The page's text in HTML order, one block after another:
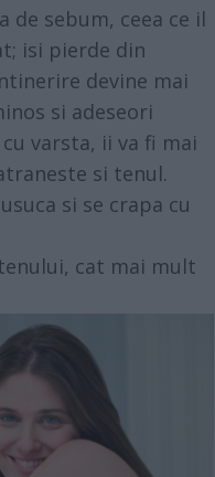
de sebum, ceea ce il
isi pierde din
devine mai
si adeseori
varsta, ii va fi mai
si tenul.
si se crapa cu
cat mai mult